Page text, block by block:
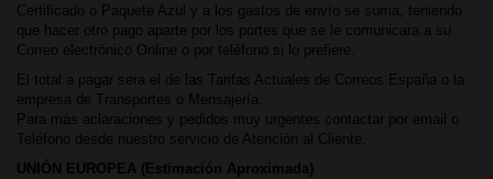
Certificado o Paquete Azul y a los gastos de envío se suma, teniendo
que hacer otro pago aparte por los portes que se le comunicara a su
Correo electrónico Online o por teléfono si lo prefiere.
El total a pagar sera el de las Tarifas Actuales de Correos España o la
empresa de Transportes o Mensajería.
Para más aclaraciones y pedidos muy urgentes contactar por email o
Teléfono desde nuestro servicio de Atención al Cliente.
UNIÓN EUROPEA (Estimación Aproximada)